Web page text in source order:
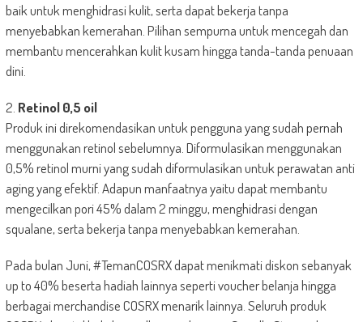
baik untuk menghidrasi kulit, serta dapat bekerja tanpa
menyebabkan kemerahan. Pilihan sempurna untuk mencegah dan
membantu mencerahkan kulit kusam hingga tanda-tanda penuaan
dini.
2. Retinol 0,5 oil
Produk ini direkomendasikan untuk pengguna yang sudah pernah
menggunakan retinol sebelumnya. Diformulasikan menggunakan
0,5% retinol murni yang sudah diformulasikan untuk perawatan anti
aging yang efektif. Adapun manfaatnya yaitu dapat membantu
mengecilkan pori 45% dalam 2 minggu, menghidrasi dengan
squalane, serta bekerja tanpa menyebabkan kemerahan.
Pada bulan Juni, #TemanCOSRX dapat menikmati diskon sebanyak
up to 40% beserta hadiah lainnya seperti voucher belanja hingga
berbagai merchandise COSRX menarik lainnya. Seluruh produk